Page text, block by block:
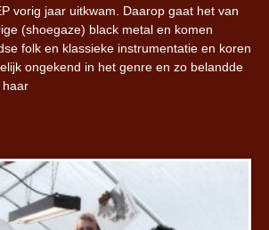
vorig jaar uitkwam. Daarop gaat het van
(shoegaze) black metal en komen
folk en klassieke instrumentatie en koren
ongekend in het genre en zo belandde
haar